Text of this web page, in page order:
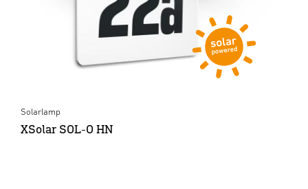
Solarlamp
XSolar SOL-O HN